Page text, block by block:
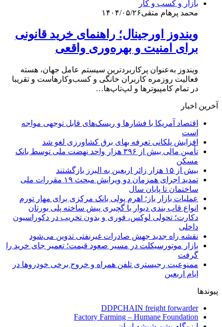
بازار و کسب و کار
محمد پرهام متقی۱۴۰۴/۰۵/۲۶
ویندوز اورجینال؛ راهنمای خرید قانونی
برای امنیت و بهره‌وری واقعی
ویندوز به‌عنوان پرکاربردترین سیستم عامل جهان، هسته
فعالیت روزمره کاربران خانگی و کسب‌وکارهاست و تقریبا
در تمام کامپیوترها و لپ‌تاپ‌ها…
آخرین اخبار
اقتصاد آمریکا با فشارها و ریسک‌های قابل توجهی مواجه
است
افزایش پلکانی تعرفه بهای برق کشاورزی لغو شد
تأمین مالی بیش از ۳۹۶ هزار واحد نهضت ملی توسط بانک
مسکن
بیش از ۱۵ هزار زائر اربعین به البرز بازگشتند
تمدید اجرای همزمان دو ویرایش مبحث ۱۹ مقررات ملی
ساختمان تا پایان سال
عملیات بازار باز؛ اهرم پولی بانک مرکزی برای مهار تورم
انواع قاب بندی دیوار با گچبری پیش ساخته پلی یورتان
دکارت؛ تحولی لوکس، فوری و بدون تخریب در دکوراسیون
داخلی
نقشه راه جدید جهش صادرات غیرنفتی تدوین می‌شود
بازار موتورسیکلت در مسیر صعود قیمت؛ تعمیر جای خرید را
گرفت
ممنوعیت رجیستری تلفن همراه و خروج برخی خودروها در
ایام اربعین
پیوندها
DDPCHAIN freight forwarder
Factory Farming – Humane Foundation